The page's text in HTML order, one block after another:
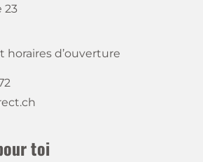
23
horaires d’ouverture
toi